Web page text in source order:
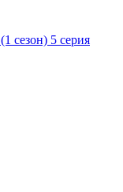
(1 сезон) 5 серия